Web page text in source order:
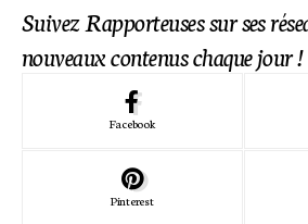
Suivez Rapporteuses sur ses
nouveaux contenus chaque jour !
Facebook
Pinterest